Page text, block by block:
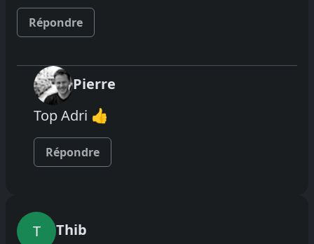
Répondre
Pierre
Top Adri 👍
Répondre
T Thib